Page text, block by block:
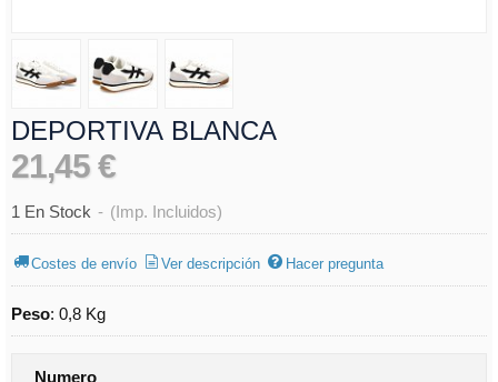
DEPORTIVA BLANCA
21,45 €
1 En Stock - (Imp. Incluidos)
Costes de envío Ver descripción Hacer pregunta
Peso: 0,8 Kg
Numero